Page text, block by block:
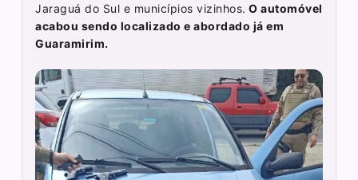
Jaraguá do Sul e municípios vizinhos. O automóvel
acabou sendo localizado e abordado já em
Guaramirim.